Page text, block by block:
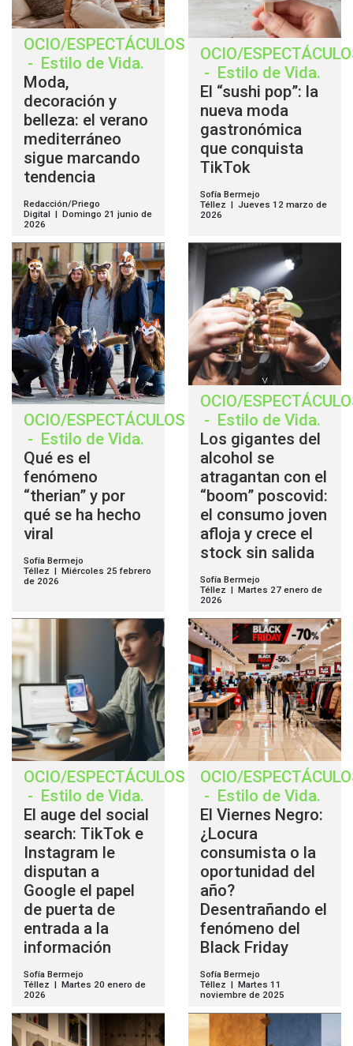
OCIO/ESPECTÁCULOS
- Estilo de Vida.
Moda,
decoración y
belleza: el verano
mediterráneo
sigue marcando
tendencia
Redacción/Priego
Digital | Domingo 21 junio de
2026
OCIO/
- Estilo de Vida.
El “sushi pop”: la
nueva moda
gastronómica
que conquista
TikTok
Sofía Bermejo
Téllez | Jueves 12 marzo de
2026
OCIO/ESPECTÁCULOS
- Estilo de Vida.
Qué es el
fenómeno
“therian” y por
qué se ha hecho
viral
Sofía Bermejo
Téllez | Miércoles 25 febrero
de 2026
OCIO/
- Estilo de Vida.
Los gigantes del
alcohol se
atragantan con el
“boom” poscovid:
el consumo joven
afloja y crece el
stock sin salida
Sofía Bermejo
Téllez | Martes 27 enero de
2026
OCIO/ESPECTÁCULOS
- Estilo de Vida.
El auge del social
search: TikTok e
Instagram le
disputan a
Google el papel
de puerta de
entrada a la
información
Sofía Bermejo
Téllez | Martes 20 enero de
2026
OCIO/
- Estilo de Vida.
El Viernes Negro:
¿Locura
consumista o la
oportunidad del
año?
Desentrañando el
fenómeno del
Black Friday
Sofía Bermejo
Téllez | Martes 11
noviembre de 2025